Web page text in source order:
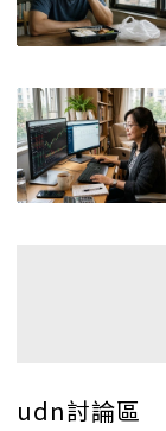
udn討論區